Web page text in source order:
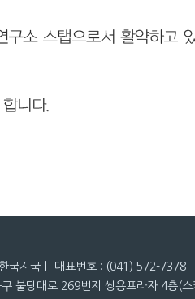
국지국ㅣ 대표번호 : (041) 572-7378
불당대로 269번지 쌍용프라자 4층(스